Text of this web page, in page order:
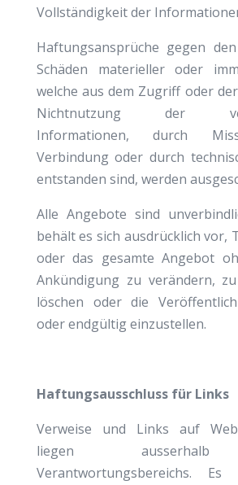
Vollständigkeit der
Haftungsansprüche gegen
Schäden materieller oder
welche aus dem Zugriff oder
Nichtnutzung der
Informationen, durch
Verbindung oder durch
entstanden sind, werden
Alle Angebote sind
behält es sich ausdrücklich vor,
oder das gesamte Angebot
Ankündigung zu verändern,
löschen oder die
oder endgültig einzustellen.
Haftungsausschluss für Links
Verweise und Links auf
liegen ausserhalb
Verantwortungsbereichs.